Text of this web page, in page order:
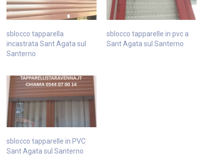
sblocco tapparella
incastrata Sant Agata sul
Santerno
sblocco tapparelle in pvc a
Sant Agata sul Santerno
sblocco tapparelle in PVC
Sant Agata sul Santerno